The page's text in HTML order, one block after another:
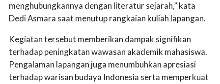
menghubungkannya dengan literatur sejarah,” kata
Dedi Asmara saat menutup rangkaian kuliah lapangan.
Kegiatan tersebut memberikan dampak signifikan
terhadap peningkatan wawasan akademik mahasiswa.
Pengalaman lapangan juga menumbuhkan apresiasi
terhadap warisan budaya Indonesia serta memperkuat